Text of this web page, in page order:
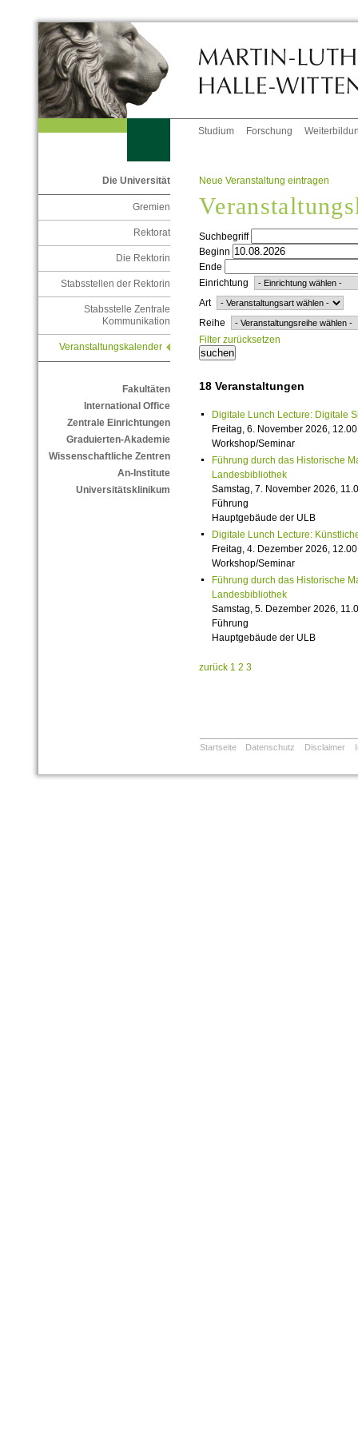
Studium Forschung
Die Universität
Gremien
Rektorat
Die Rektorin
Stabsstellen der Rektorin
Stabsstelle Zentrale
Kommunikation
Veranstaltungskalender
Fakultäten
International Office
Zentrale Einrichtungen
Graduierten-Akademie
Wissenschaftliche Zentren
An-Institute
Universitätsklinikum
Neue Veranstaltung eintragen
Suchbegriff
Beginn
Ende
Einrichtung
Art
Reihe
Filter zurücksetzen
18 Veranstaltungen
Digitale Lunch Lecture: Digitale
Freitag, 6. November 2026,
Workshop/Seminar
Führung durch das Historische
Landesbibliothek
Samstag, 7. November 2026,
Führung
Hauptgebäude der ULB
Digitale Lunch Lecture:
Freitag, 4. Dezember 2026,
Workshop/Seminar
Führung durch das Historische
Landesbibliothek
Samstag, 5. Dezember 2026,
Führung
Hauptgebäude der ULB
zurück 1 2 3
Startseite Datenschutz Disclaimer